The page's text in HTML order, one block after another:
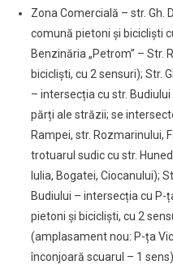
Zona Comercială – str. Gh.
comună pietoni și bicicliști
Benzinăria „Petrom” – Str.
bicicliști, cu 2 sensuri); Str.
– intersecția cu str.
părți ale străzii; se
Rampei, str. Rozmarinului,
trotuarul sudic cu str.
Iulia, Bogatei, Ciocanului);
Budiului – intersecția cu
pietoni și bicicliști, cu 2
(amplasament nou: P-ța
înconjoară scuarul – 1